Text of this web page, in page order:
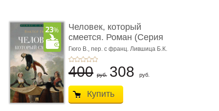
Человек, который
смеется. Роман (Серия
«Роман с ...
Гюго В., пер. с франц. Лившица Б.К.
400 руб. 308 руб.
Купить